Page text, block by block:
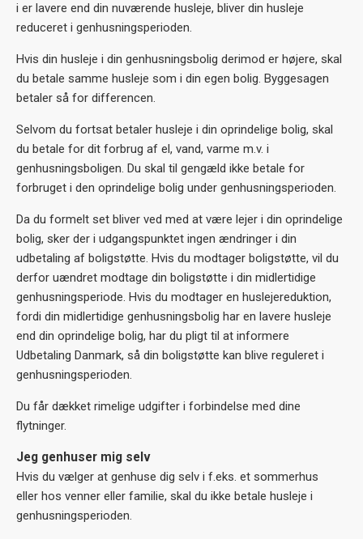
i er lavere end din nuværende husleje, bliver din husleje
reduceret i genhusningsperioden.
Hvis din husleje i din genhusningsbolig derimod er højere, skal
du betale samme husleje som i din egen bolig. Byggesagen
betaler så for differencen.
Selvom du fortsat betaler husleje i din oprindelige bolig, skal
du betale for dit forbrug af el, vand, varme m.v. i
genhusningsboligen. Du skal til gengæld ikke betale for
forbruget i den oprindelige bolig under genhusningsperioden.
Da du formelt set bliver ved med at være lejer i din oprindelige
bolig, sker der i udgangspunktet ingen ændringer i din
udbetaling af boligstøtte. Hvis du modtager boligstøtte, vil du
derfor uændret modtage din boligstøtte i din midlertidige
genhusningsperiode. Hvis du modtager en huslejereduktion,
fordi din midlertidige genhusningsbolig har en lavere husleje
end din oprindelige bolig, har du pligt til at informere
Udbetaling Danmark, så din boligstøtte kan blive reguleret i
genhusningsperioden.
Du får dækket rimelige udgifter i forbindelse med dine
flytninger.
Jeg genhuser mig selv
Hvis du vælger at genhuse dig selv i f.eks. et sommerhus
eller hos venner eller familie, skal du ikke betale husleje i
genhusningsperioden.